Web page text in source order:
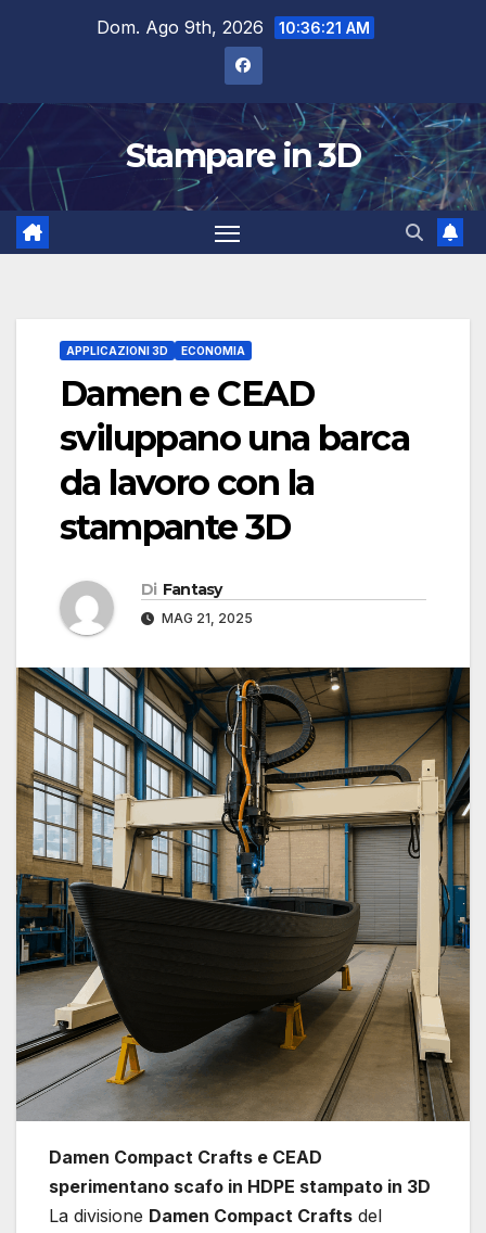
Dom. Ago 9th, 2026 10:36:22 AM
Stampare in 3D
APPLICAZIONI 3D ECONOMIA
Damen e CEAD
sviluppano una barca
da lavoro con la
stampante 3D
Di Fantasy
MAG 21, 2025
Damen Compact Crafts e CEAD
sperimentano scafo in HDPE stampato in 3D
La divisione Damen Compact Crafts del